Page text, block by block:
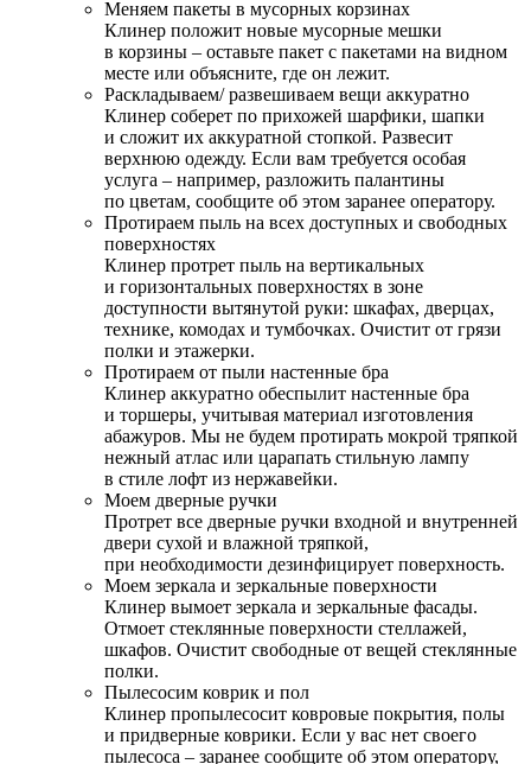
Меняем пакеты в мусорных корзинах
Клинер положит новые мусорные мешки
в корзины – оставьте пакет с пакетами на видном
месте или объясните, где он лежит.
Раскладываем/ развешиваем вещи аккуратно
Клинер соберет по прихожей шарфики, шапки
и сложит их аккуратной стопкой. Развесит
верхнюю одежду. Если вам требуется особая
услуга – например, разложить палантины
по цветам, сообщите об этом заранее оператору.
Протираем пыль на всех доступных и свободных
поверхностях
Клинер протрет пыль на вертикальных
и горизонтальных поверхностях в зоне
доступности вытянутой руки: шкафах, дверцах,
технике, комодах и тумбочках. Очистит от грязи
полки и этажерки.
Протираем от пыли настенные бра
Клинер аккуратно обеспылит настенные бра
и торшеры, учитывая материал изготовления
абажуров. Мы не будем протирать мокрой тряпкой
нежный атлас или царапать стильную лампу
в стиле лофт из нержавейки.
Моем дверные ручки
Протрет все дверные ручки входной и внутренней
двери сухой и влажной тряпкой,
при необходимости дезинфицирует поверхность.
Моем зеркала и зеркальные поверхности
Клинер вымоет зеркала и зеркальные фасады.
Отмоет стеклянные поверхности стеллажей,
шкафов. Очистит свободные от вещей стеклянные
полки.
Пылесосим коврик и пол
Клинер пропылесосит ковровые покрытия, полы
и придверные коврики. Если у вас нет своего
пылесоса – заранее сообщите об этом оператору,